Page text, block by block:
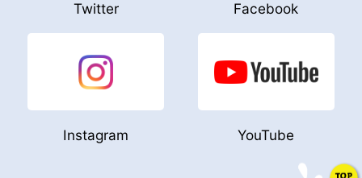
Twitter Facebook
Instagram YouTube